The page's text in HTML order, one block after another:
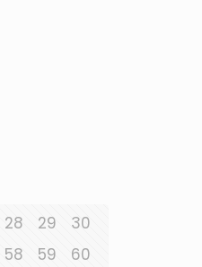
28 29
30
58 59
60